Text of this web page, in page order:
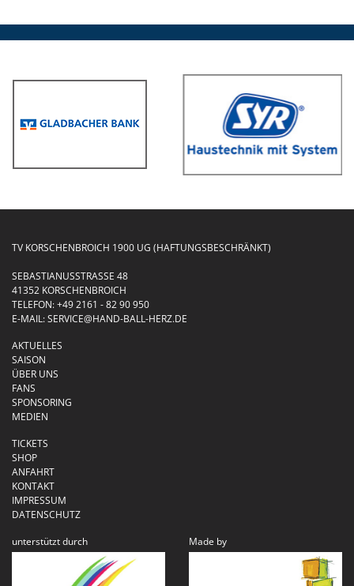
TV KORSCHENBROICH 1900 UG (HAFTUNGSBESCHRÄNKT)
SEBASTIANUSSTRASSE 48
41352 KORSCHENBROICH
TELEFON:+49 2161 - 82 90 950
E-MAIL:SERVICE@HAND-BALL-HERZ.DE
AKTUELLES
SAISON
ÜBER UNS
FANS
SPONSORING
MEDIEN
TICKETS
SHOP
ANFAHRT
KONTAKT
IMPRESSUM
DATENSCHUTZ
unterstützt durch
Made by